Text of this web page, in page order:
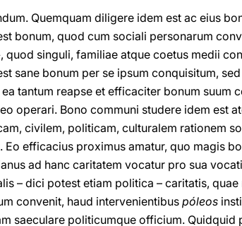
Quemquam diligere idem est ac eius
bonum, quod cum sociali personarum
quod singuli, familiae atque coetus medii
sane bonum per se ipsum conquisitum,
tantum reapse et efficaciter bonum suum
operari. Bono communi studere idem est
civilem, politicam, culturalem rationem
Eo efficacius proximus amatur, quo magis
ad hanc caritatem vocatur pro sua
– dici potest etiam politica – caritatis,
convenit, haud intervenientibus póleos
saeculare politicumque officium. Quidquid